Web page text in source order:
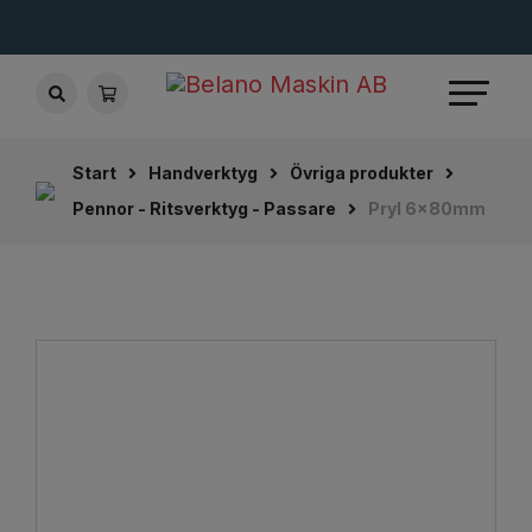
Start Handverktyg
Övriga produkter
Pennor - Ritsverktyg - Passare
Pryl 6x80mm